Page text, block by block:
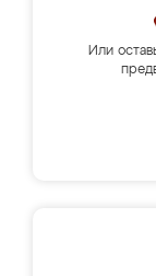
Или